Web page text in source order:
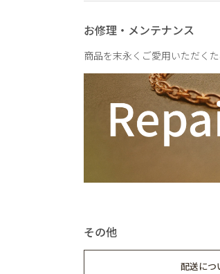
お修理・メンテナンス
商品を末永くご愛用いただく
その他
配送につ